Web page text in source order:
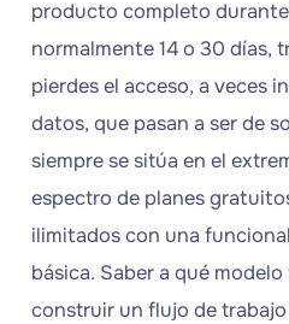
producto completo
normalmente 14 o 30 días,
pierdes el acceso, a veces
datos, que pasan a ser de
siempre se sitúa en el
espectro de planes
ilimitados con una
básica. Saber a qué
construir un flujo de